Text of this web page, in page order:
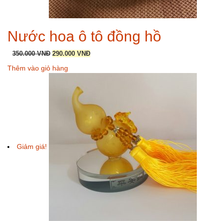
Nước hoa ô tô đồng hồ
350.000VNĐ Giá
là:
290.000 VNĐGiá
Thêm vào giỏ hàng
Giảm giá!